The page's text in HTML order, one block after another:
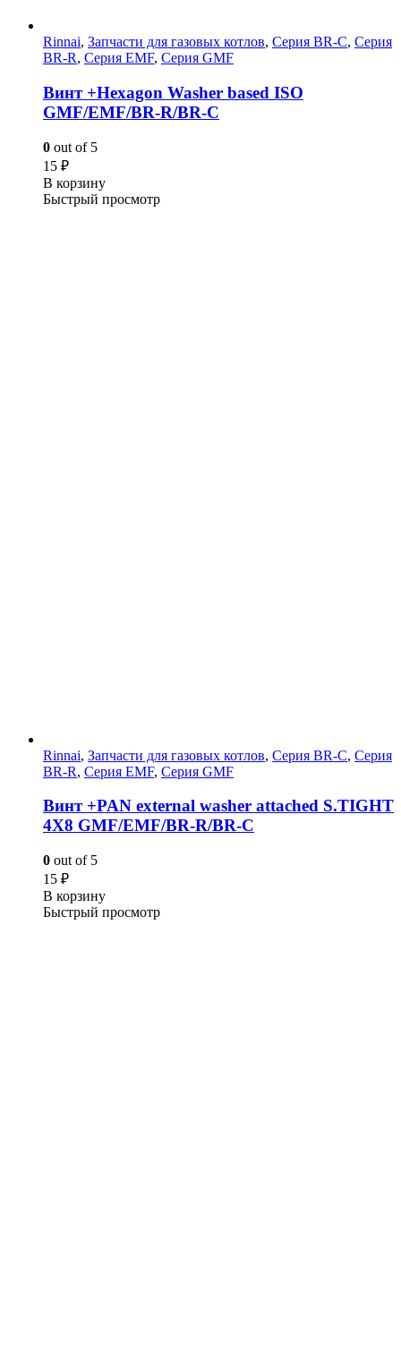
Rinnai, Запчасти для газовых котлов, Серия BR-C, Серия
BR-R, Серия EMF, Серия GMF
Винт +Hexagon Washer based ISO
GMF/EMF/BR-R/BR-C
0 out of 5
15 ₽
В корзину
Быстрый просмотр
Rinnai, Запчасти для газовых котлов, Серия BR-C, Серия
BR-R, Серия EMF, Серия GMF
Винт +PAN external washer attached S.TIGHT
4X8 GMF/EMF/BR-R/BR-C
0 out of 5
15 ₽
В корзину
Быстрый просмотр